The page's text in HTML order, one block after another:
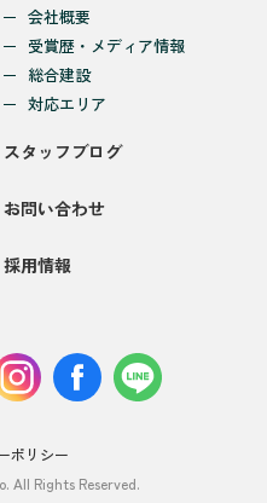
会社概要
受賞歴・メディア情報
総合建設
対応エリア
スタッフブログ
お問い合わせ
採用情報
ポリシー
All Rights Reserved.